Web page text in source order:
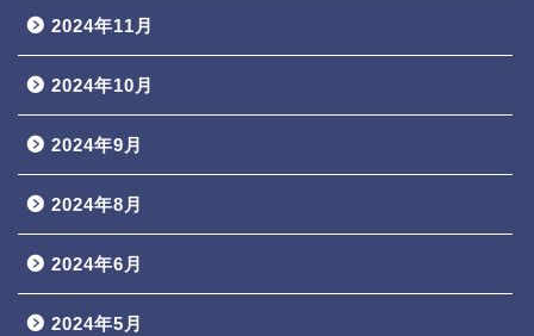
2024年11月
2024年10月
2024年9月
2024年8月
2024年6月
2024年5月